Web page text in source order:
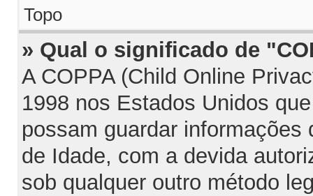
Topo
» Qual o significado de
A COPPA (Child Online
1998 nos Estados Unidos
possam guardar
de Idade, com a devida
sob qualquer outro método